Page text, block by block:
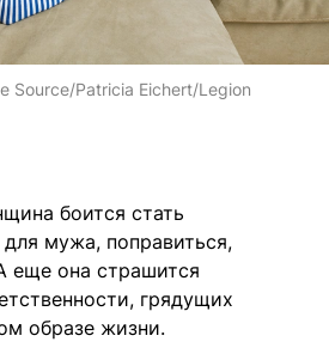
Source/Patricia Eichert/Legion
боится стать
для мужа, поправиться,
еще она страшится
грядущих
образе жизни.